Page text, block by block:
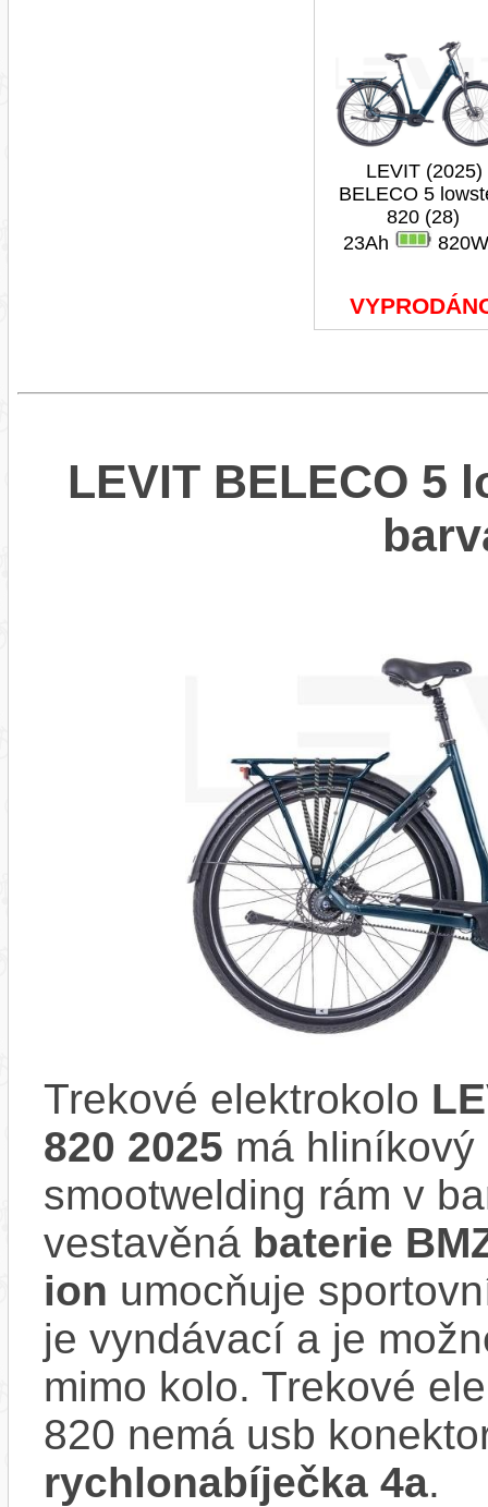
LEVIT (2025)
BELECO 5
820 (28)
23Ah
LEVIT BELECO 5
Trekové elektrokolo
820 2025 má
smootwelding rám v
vestavěná baterie
ion umocňuje
je vyndávací a je
mimo kolo. Trekové
820 nemá usb
rychlonabíječka 4a.